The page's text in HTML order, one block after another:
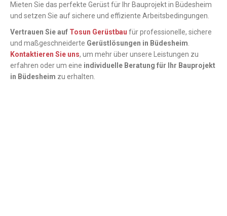
Mieten Sie das perfekte Gerüst für Ihr Bauprojekt in Büdesheim
und setzen Sie auf sichere und effiziente Arbeitsbedingungen.
Vertrauen Sie auf Tosun Gerüstbau für professionelle, sichere
und maßgeschneiderte Gerüstlösungen in Büdesheim
Kontaktieren Sie uns, um mehr über unsere Leistungen zu
erfahren oder um eine individuelle Beratung für Ihr Bauprojekt
in Büdesheim zu erhalten.